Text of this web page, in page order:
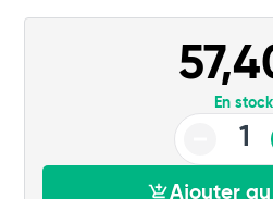
En stock
Ajouter